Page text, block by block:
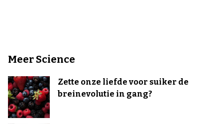
Meer Science
Zette onze liefde voor suiker de
breinevolutie in gang?